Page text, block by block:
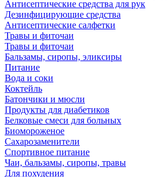
Антисептические средства для рук
Дезинфицирующие средства
Антисептические салфетки
Травы и фиточаи
Травы и фиточаи
Бальзамы, сиропы, эликсиры
Питание
Вода и соки
Коктейль
Батончики и мюсли
Продукты для диабетиков
Белковые смеси для больных
Биомороженое
Сахарозаменители
Спортивное питание
Чаи, бальзамы, сиропы, травы
Для похудения